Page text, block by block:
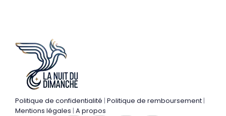
Politique de confidentialité | Politique de remboursement|
Mentions légales | A propos